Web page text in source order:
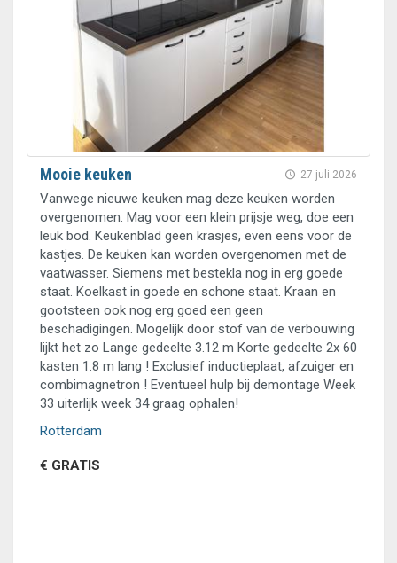
27 juli 2026
Mooie keuken
Vanwege nieuwe keuken mag deze keuken worden
overgenomen. Mag voor een klein prijsje weg, doe een
leuk bod. Keukenblad geen krasjes, even eens voor de
kastjes. De keuken kan worden overgenomen met de
vaatwasser. Siemens met bestekla nog in erg goede
staat. Koelkast in goede en schone staat. Kraan en
gootsteen ook nog erg goed een geen
beschadigingen. Mogelijk door stof van de verbouwing
lijkt het zo Lange gedeelte 3.12 m Korte gedeelte 2x 60
kasten 1.8 m lang ! Exclusief inductieplaat, afzuiger en
combimagnetron ! Eventueel hulp bij demontage Week
33 uiterlijk week 34 graag ophalen!
Rotterdam
€ GRATIS